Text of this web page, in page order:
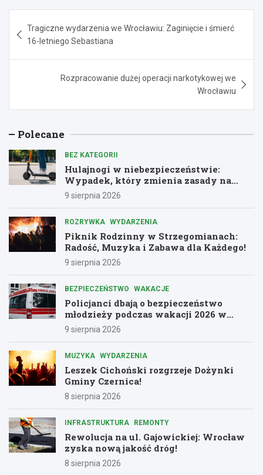
wpisu
Tragiczne wydarzenia we Wrocławiu: Zaginięcie i śmierć
16-letniego Sebastiana
Rozpracowanie dużej operacji narkotykowej we
Wrocławiu
Polecane
BEZ KATEGORII
Hulajnogi w niebezpieczeństwie:
Wypadek, który zmienia zasady na
drogach
9 sierpnia 2026
ROZRYWKA WYDARZENIA
Piknik Rodzinny w Strzegomianach:
Radość, Muzyka i Zabawa dla Każdego!
9 sierpnia 2026
BEZPIECZEŃSTWO WAKACJE
Policjanci dbają o bezpieczeństwo
młodzieży podczas wakacji 2026 w
Dolnośląskiem
9 sierpnia 2026
MUZYKA WYDARZENIA
Leszek Cichoński rozgrzeje Dożynki
Gminy Czernica!
8 sierpnia 2026
INFRASTRUKTURA REMONTY
Rewolucja na ul. Gajowickiej: Wrocław
zyska nową jakość dróg!
8 sierpnia 2026